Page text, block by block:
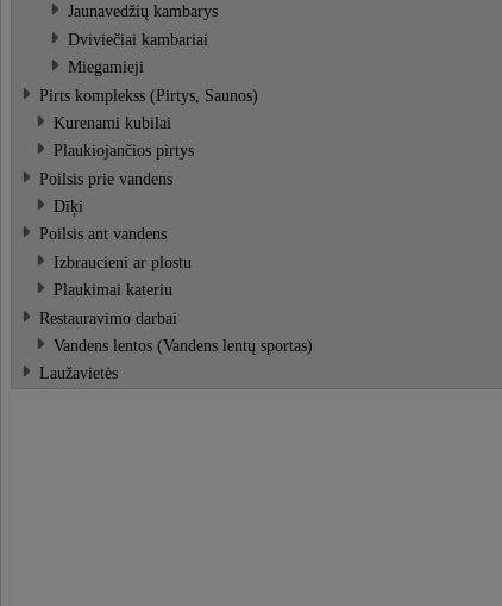
Jaunavedžių kambarys
Dviviečiai kambariai
Miegamieji
Pirts komplekss (Pirtys, Saunos)
Kurenami kubilai
Plaukiojančios pirtys
Poilsis prie vandens
Dīķi
Poilsis ant vandens
Izbraucieni ar plostu
Plaukimai kateriu
Restauravimo darbai
Vandens lentos (Vandens lentų sportas)
Laužavietės